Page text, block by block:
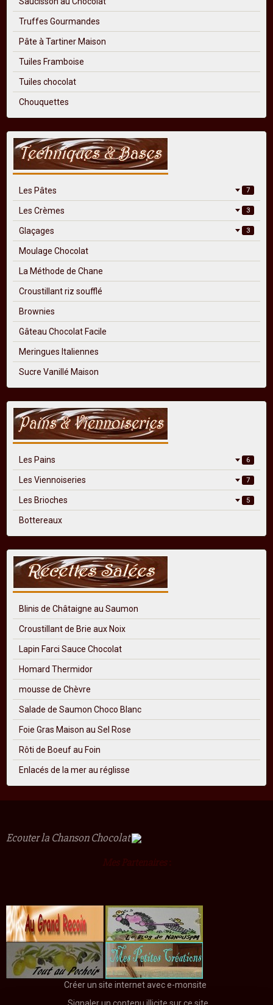
Truffes Gourmandes
Pâte à Tartiner Maison
Tuiles Framboise
Tuiles chocolat
Chouquettes
Les Pâtes 7
Les Crèmes 3
Glaçages 3
Moulage Chocolat
La Méthode de Chane
Croustillant riz soufflé
Brownies
Gâteau Chocolat Facile
Meringues Italiennes
Sucre Vanillé Maison
Les Pains 6
Les Viennoiseries 7
Les Brioches 5
Bottereaux
Blinis de Châtaigne au Saumon
Croustillant de Brie aux Noix
Lapin Farci Sauce Chocolat
Homard Thermidor
mousse de Chèvre
Salade de Saumon Choco Blanc
Foie Gras Maison au Sel Rose
Rôti de Boeuf au Foin
Enlacés de la mer au réglisse
Ecouter la Chanson Chocolat
Mes Partenaires:
Créer un site internet avec e-monsite
Signaler un contenu illicite sur ce site